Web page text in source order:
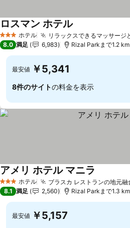
3 ホテルのランク
ホテル リラックスできるマッサージ
ロスマン ホテル
8.0 満足 6,983 Rizal Parkまで1.2 km
最安値 ￥5,341
8件のサイトの料金を表示
3 ホテルのランク
ホテル ブラスカ レストランの地元融
アメリ ホテル マニラ
8.1 満足 2,560 Rizal Parkまで1.3 km
最安値 ￥5,157